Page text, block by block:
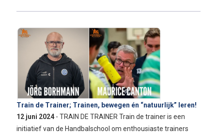
Train de Trainer; Trainen, bewegen én “natuurlijk” leren!
12 juni 2024 - TRAIN DE TRAINER Train de trainer is een
initiatief van de Handbalschool om enthousiaste trainers